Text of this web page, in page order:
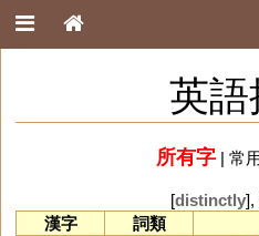
英
所有字| 常
[distinctly],
漢字
詞類